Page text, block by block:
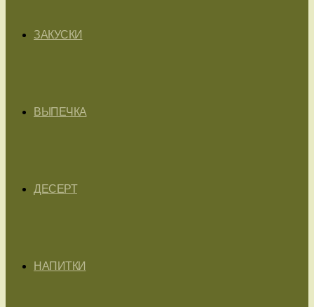
ЗАКУСКИ
ВЫПЕЧКА
ДЕСЕРТ
НАПИТКИ